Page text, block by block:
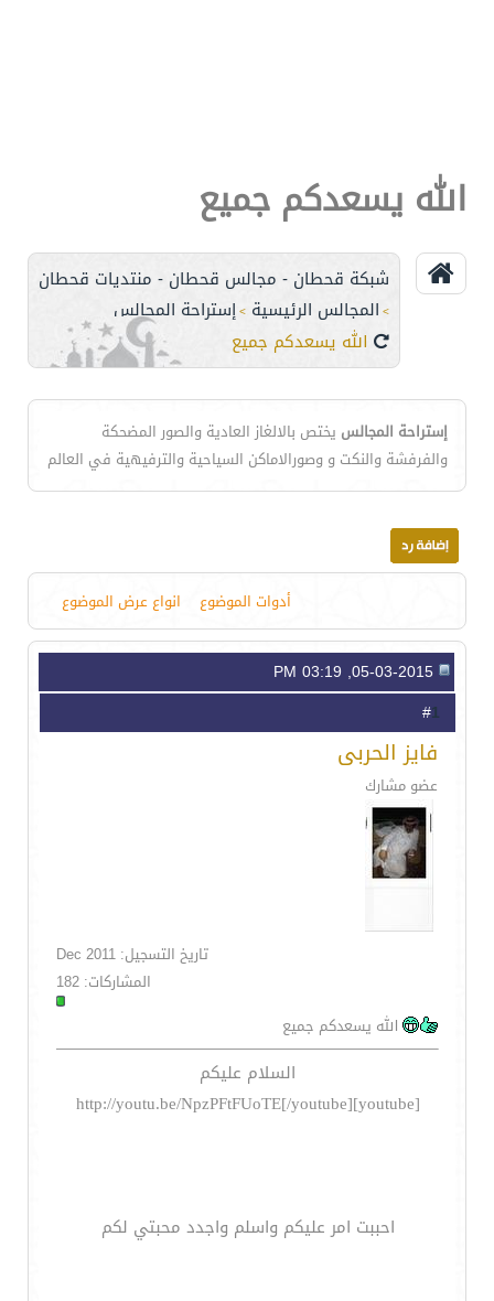
الله يسعدكم جميع
شبكة قحطان - مجالس قحطان - منتديات قحطان
> المجالس الرئيسية >إستراحة المجالس
الله يسعدكم جميع
إستراحة المجالس يختص بالالغاز العادية والصور المضحكة
والفرفشة والنكت و وصورالاماكن السياحية والترفيهية في العالم
أدوات الموضوع انواع عرض الموضوع
1
فايز الحربى
عضو مشارك
تاريخ التسجيل: Dec 2011
المشاركات: 182
الله يسعدكم جميع
السلام عليكم
[youtube]http://youtu.be/NpzPFtFUoTE[/youtube]
احببت امر عليكم واسلم واجدد محبتي لكم